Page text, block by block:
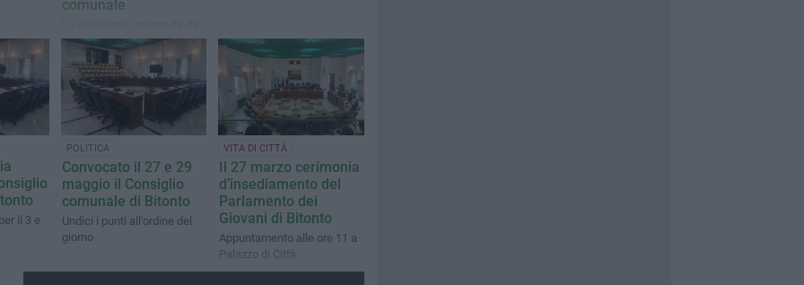
comunale
tutti i 19 consiglieri presenti
alla seduta, riconosce il
ruolo svolto
quotidianamente dai
Carabinieri sul territorio
nazionale e locale
il 3 e
POLITICA
Convocato il 27 e 29
maggio il Consiglio
comunale di Bitonto
Undici i punti all'ordine del
giorno
VITA DI CITTÀ
Il 27 marzo cerimonia
d’insediamento del
Parlamento dei
Giovani di Bitonto
Appuntamento alle ore 11 a
Palazzo di Città